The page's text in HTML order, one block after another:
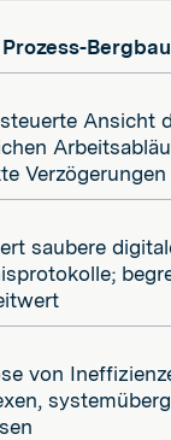
Prozess-Bergbau
Ansicht
saubere
von